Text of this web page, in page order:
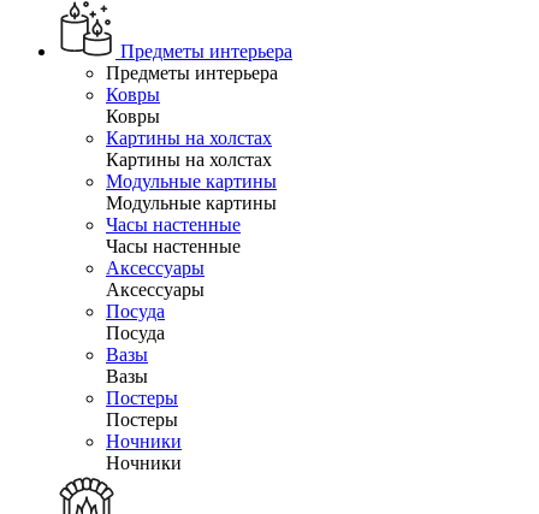
Предметы интерьера
Предметы интерьера
Ковры
Ковры
Картины на холстах
Картины на холстах
Модульные картины
Модульные картины
Часы настенные
Часы настенные
Аксессуары
Аксессуары
Посуда
Посуда
Вазы
Вазы
Постеры
Постеры
Ночники
Ночники